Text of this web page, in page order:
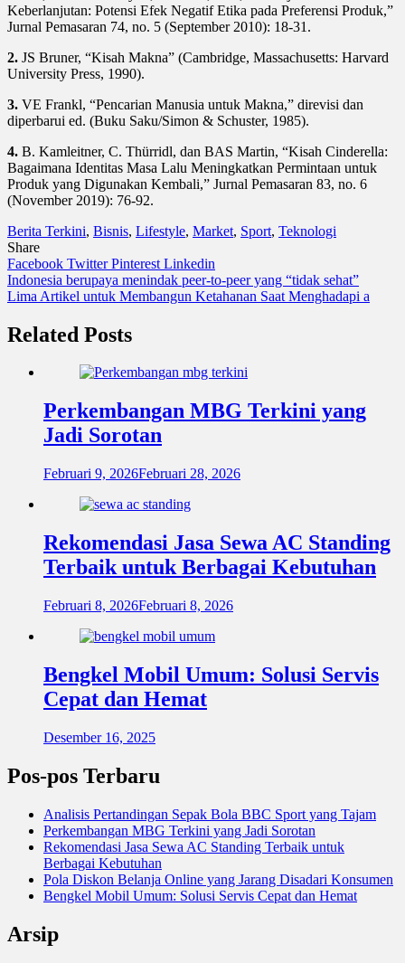
Keberlanjutan: Potensi Efek Negatif Etika pada Preferensi Produk,”
Jurnal Pemasaran 74, no. 5 (September 2010): 18-31.
2. JS Bruner, “Kisah Makna” (Cambridge, Massachusetts: Harvard
University Press, 1990).
3. VE Frankl, “Pencarian Manusia untuk Makna,” direvisi dan
diperbarui ed. (Buku Saku/Simon & Schuster, 1985).
4. B. Kamleitner, C. Thürridl, dan BAS Martin, “Kisah Cinderella:
Bagaimana Identitas Masa Lalu Meningkatkan Permintaan untuk
Produk yang Digunakan Kembali,” Jurnal Pemasaran 83, no. 6
(November 2019): 76-92.
Berita Terkini, Bisnis, Lifestyle, Market, Sport, Teknologi
Share
Facebook TwitterPinterest Linkedin
Navigasi
pos
Indonesia berupaya menindak peer-to-peer yang “tidak sehat”
Lima Artikel untuk Membangun Ketahanan Saat Menghadapi a
Related Posts
Perkembangan MBG Terkini yang
Jadi Sorotan
Februari 9, 2026Februari 28, 2026
Rekomendasi Jasa Sewa AC Standing
Terbaik untuk Berbagai Kebutuhan
Februari 8, 2026Februari 8, 2026
Bengkel Mobil Umum: Solusi Servis
Cepat dan Hemat
Desember 16, 2025
Pos-pos Terbaru
Analisis Pertandingan Sepak Bola BBC Sport yang Tajam
Perkembangan MBG Terkini yang Jadi Sorotan
Rekomendasi Jasa Sewa AC Standing Terbaik untuk
Berbagai Kebutuhan
Pola Diskon Belanja Online yang Jarang Disadari Konsumen
Bengkel Mobil Umum: Solusi Servis Cepat dan Hemat
Arsip